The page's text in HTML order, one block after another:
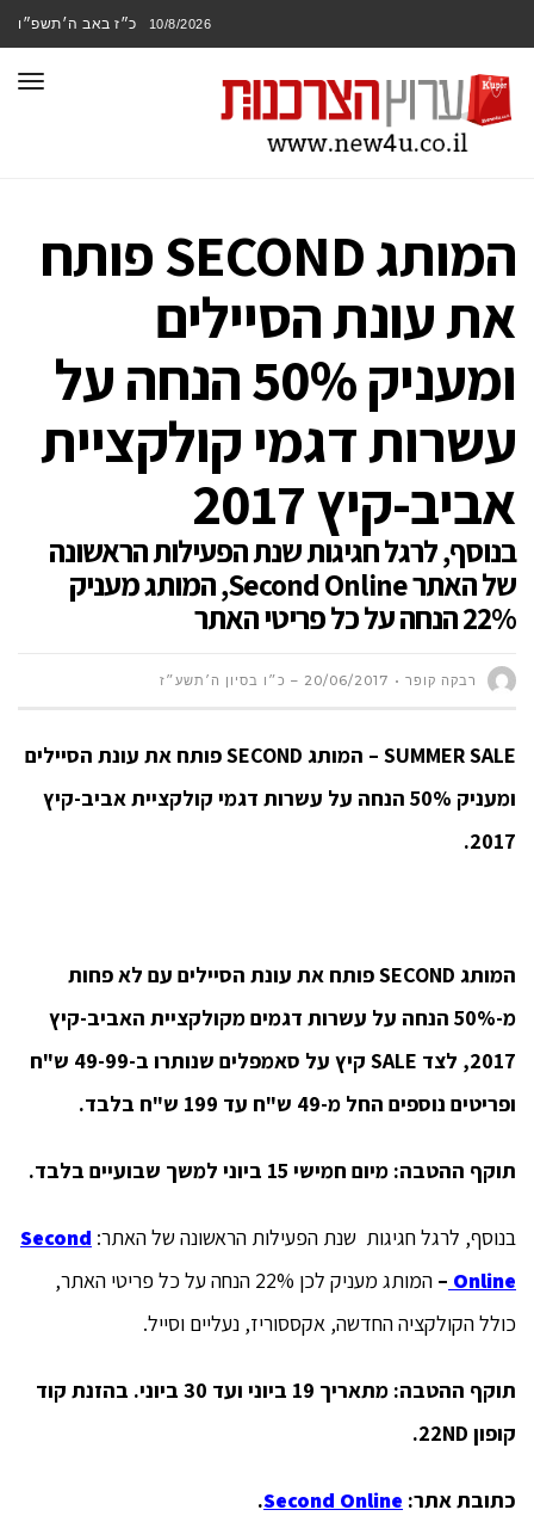
10/8/2026 כ״ז באב ה׳תשפ״ו
המותג SECOND פותח
את עונת הסיילים
ומעניק 50% הנחה על
עשרות דגמי קולקציית
אביב-קיץ 2017
בנוסף, לרגל חגיגות שנת הפעילות הראשונה
של האתר Second Online, המותג מעניק
22% הנחה על כל פריטי האתר
רבקה קופר 20/06/2017 – כ״ו בסיון ה׳תשע״ז
SUMMER SALE – המותג SECONDפותח את עונת הסיילים
ומעניק 50% הנחה על עשרות דגמי קולקציית אביב-קיץ
2017.
המותג SECOND פותח את עונת הסיילים עם לא פחות
מ-50% הנחה על עשרות דגמים מקולקציית האביב-קיץ
2017, לצד SALE קיץ על סאמפלים שנותרו ב-49-99 ש"ח
ופריטים נוספים החל מ-49 ש"ח עד 199 ש"ח בלבד.
תוקף ההטבה: מיום חמישי 15 ביוני למשך שבועיים בלבד.
בנוסף, לרגל חגיגות שנת הפעילות הראשונה של האתר: Second
Online
–
המותג מעניק לכן 22% הנחה על כל פריטי האתר,
כולל הקולקציה החדשה, אקססוריז, נעליים וסייל.
תוקף ההטבה: מתאריך 19 ביוני ועד 30 ביוני. בהזנת קוד
קופון 22ND.
כתובת אתר: Second Online
.